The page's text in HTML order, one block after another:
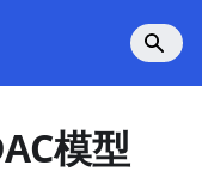
模型